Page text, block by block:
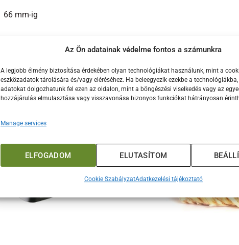
Az Ön adatainak védelme fontos a számunkra
A legjobb élmény biztosítása érdekében olyan technológiákat használunk, mint a
eszközadatok tárolására és/vagy eléréséhez. Ha beleegyezik ezekbe a
adatokat dolgozhatunk fel ezen az oldalon, mint a böngészési viselkedés vagy az
hozzájárulás elmulasztása vagy visszavonása bizonyos funkciókat hátrányosan
Manage services
ELFOGADOM ELUTASÍTOM
Cookie SzabályzatAdatkezelési tájékoztató
66 mm-ig